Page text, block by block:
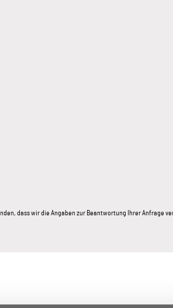
dass wir die Angaben zur Beantwortung Ihrer Anfrage